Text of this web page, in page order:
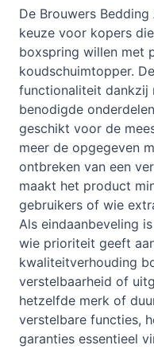
De Brouwers
keuze voor kopers
boxspring willen met
koudschuimtopper.
functionaliteit dankzij
benodigde
geschikt voor de
meer de opgegeven
ontbreken van een
maakt het product
gebruikers of wie
Als eindaanbeveling
wie prioriteit geeft
kwaliteitverhouding
verstelbaarheid of
hetzelfde merk of
verstelbare functies,
garanties essentieel